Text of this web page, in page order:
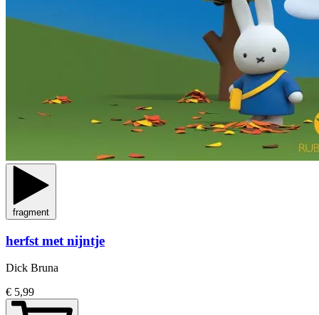
fragment
herfst met nijntje
Dick Bruna
€ 5,99